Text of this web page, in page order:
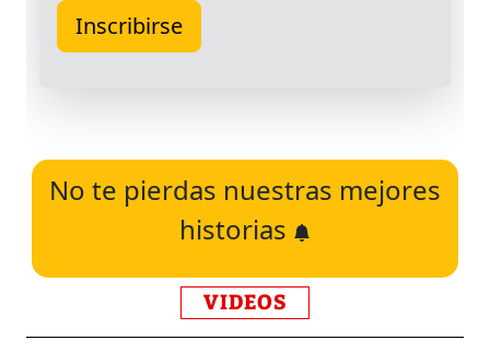
No te pierdas nuestras mejores
historias
VIDEOS